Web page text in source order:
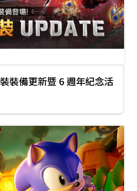
裝備更新暨 6 週年紀念活